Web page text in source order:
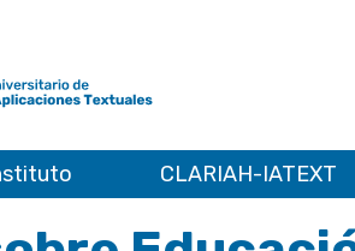
CLARIAH-IATEXT